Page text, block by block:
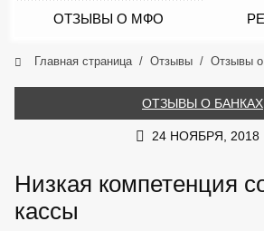
ОТЗЫВЫ О МФО
Главная страница Отзывы Отзывы о
ОТЗЫВЫ О БАНКАХ
24 НОЯБРЯ, 2018
Низкая компетенция
кассы